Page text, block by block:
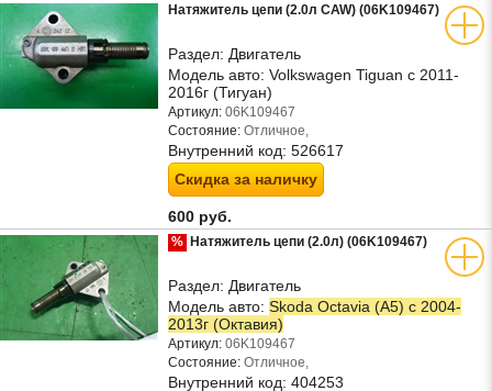
Натяжитель цепи (2.0л CAW) (06K109467)
Раздел: Двигатель
Модель авто: Volkswagen Tiguan с 2011-
2016г (Тигуан)
Артикул: 06K109467
Состояние: Отличное,
Внутренний код: 526617
Скидка за наличку
600 руб.
% Натяжитель цепи (2.0л) (06K109467)
Раздел: Двигатель
Модель авто: Skoda Octavia (А5) с 2004-
2013г (Октавия)
Артикул: 06K109467
Состояние: Отличное,
Внутренний код: 404253